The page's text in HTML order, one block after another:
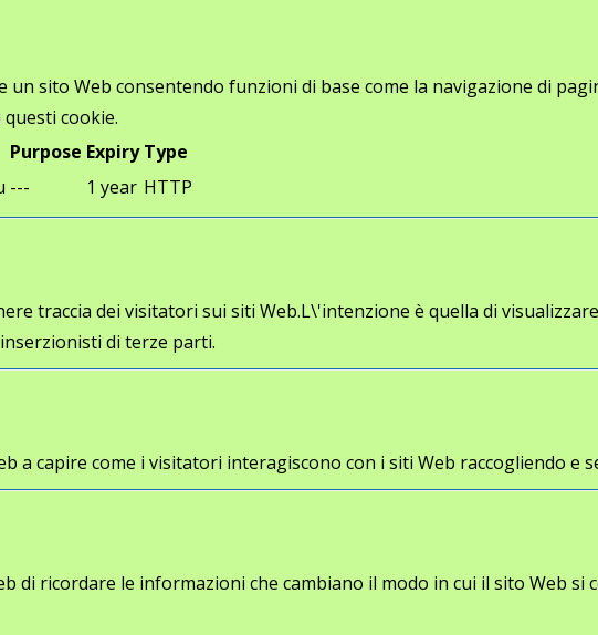
sito Web consentendo funzioni di base come la navigazione di
cookie.
Purpose Expiry Type
--- 1 year HTTP
traccia dei visitatori sui siti Web.L\'intenzione è quella di
di terze parti.
a capire come i visitatori interagiscono con i siti Web raccogliendo e
di ricordare le informazioni che cambiano il modo in cui il sito Web